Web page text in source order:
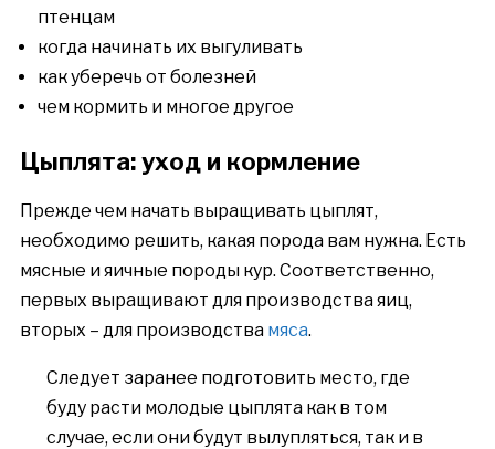
птенцам
когда начинать их выгуливать
как уберечь от болезней
чем кормить и многое другое
Цыплята: уход и кормление
Прежде чем начать выращивать цыплят,
необходимо решить, какая порода вам нужна. Есть
мясные и яичные породы кур. Соответственно,
первых выращивают для производства яиц,
вторых – для производства мяса.
Следует заранее подготовить место, где
буду расти молодые цыплята как в том
случае, если они будут вылупляться, так и в